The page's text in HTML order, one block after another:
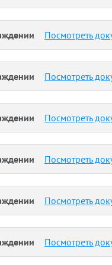
Посмотреть
Посмотреть
Посмотреть
Посмотреть
Посмотреть
Посмотреть